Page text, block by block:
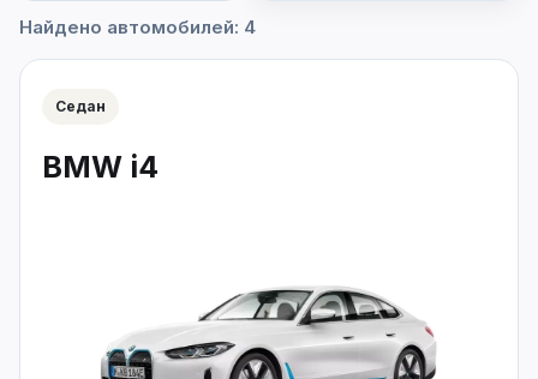
Найдено автомобилей: 4
Применить
Седан
BMW i4